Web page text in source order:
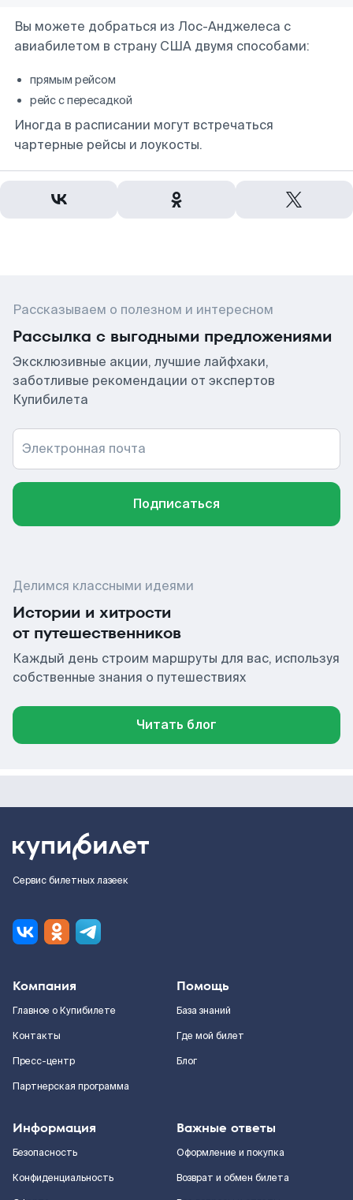
Вы можете добраться из Лос-Анджелеса с
авиабилетом в страну США двумя способами:
прямым рейсом
рейс с пересадкой
Иногда в расписании могут встречаться
чартерные рейсы и лоукосты.
Рассказываем о полезном и интересном
Рассылка с выгодными предложениями
Эксклюзивные акции, лучшие лайфхаки,
заботливые рекомендации от экспертов
Купибилета
Электронная почта
Подписаться
Делимся классными идеями
Истории и хитрости
от путешественников
Каждый день строим маршруты для вас, используя
собственные знания о путешествиях
Читать блог
Сервис билетных лазеек
Компания
Главное о Купибилете
Контакты
Пресс-центр
Партнерская программа
Помощь
База знаний
Где мой билет
Блог
Информация
Безопасность
Конфиденциальность
Важные ответы
Оформление и покупка
Возврат и обмен билета